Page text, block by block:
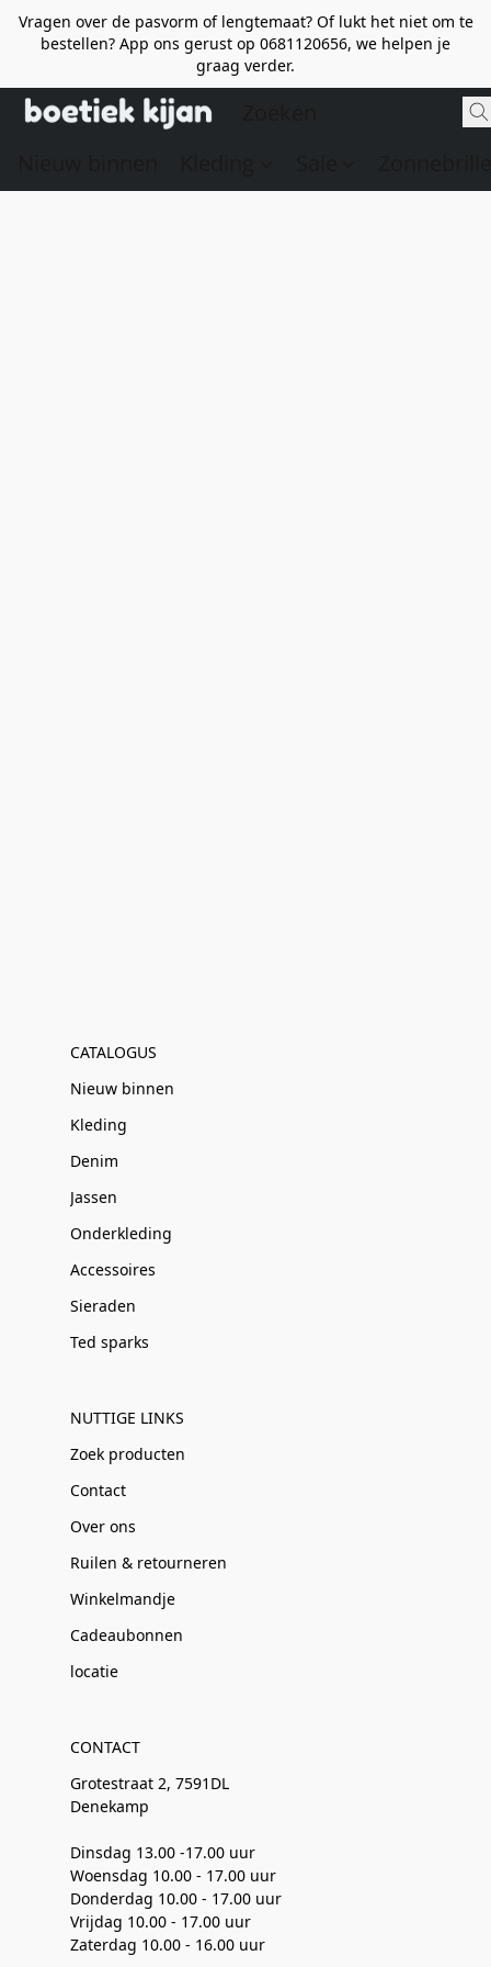
Vragen over de pasvorm of lengtemaat? Of lukt het niet om te
bestellen? App ons gerust op 0681120656, we helpen je
graag verder.
CATALOGUS
Nieuw binnen
Kleding
Denim
Jassen
Onderkleding
Accessoires
Sieraden
Ted sparks
NUTTIGE LINKS
Zoek producten
Contact
Over ons
Ruilen & retourneren
Winkelmandje
Cadeaubonnen
locatie
CONTACT
Grotestraat 2, 7591DL
Denekamp
Dinsdag 13.00 -17.00 uur
Woensdag 10.00 - 17.00 uur
Donderdag 10.00 - 17.00 uur
Vrijdag 10.00 - 17.00 uur
Zaterdag 10.00 - 16.00 uur